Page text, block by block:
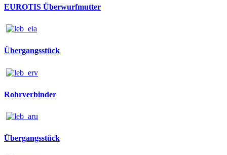
EUROTIS Überwurfmutter
Übergangsstück
Rohrverbinder
Übergangsstück